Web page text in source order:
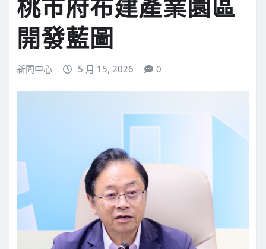
桃市府布建產業園區
開發藍圖
新聞中心 5 月 15, 2026 0